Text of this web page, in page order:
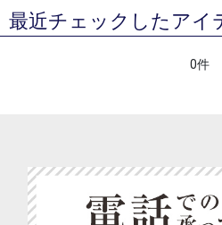
最近チェックしたアイ
0件